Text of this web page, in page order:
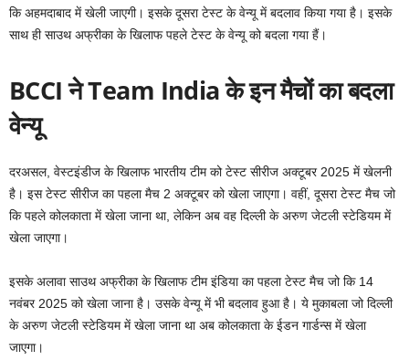
कि अहमदाबाद में खेली जाएगी। इसके दूसरा टेस्ट के वेन्यू में बदलाव किया गया है। इसके
साथ ही साउथ अफ्रीका के खिलाफ पहले टेस्ट के वेन्यू को बदला गया हैं।
BCCI ने Team India के इन मैचों का बदला
वेन्यू
दरअसल, वेस्टइंडीज के खिलाफ भारतीय टीम को टेस्ट सीरीज अक्टूबर 2025 में खेलनी
है। इस टेस्ट सीरीज का पहला मैच 2 अक्टूबर को खेला जाएगा। वहीं, दूसरा टेस्ट मैच जो
कि पहले कोलकाता में खेला जाना था, लेकिन अब वह दिल्ली के अरुण जेटली स्टेडियम में
खेला जाएगा।
इसके अलावा साउथ अफ्रीका के खिलाफ टीम इंडिया का पहला टेस्ट मैच जो कि 14
नवंबर 2025 को खेला जाना है। उसके वेन्यू में भी बदलाव हुआ है। ये मुकाबला जो दिल्ली
के अरुण जेटली स्टेडियम में खेला जाना था अब कोलकाता के ईडन गार्डन्स में खेला
जाएगा।